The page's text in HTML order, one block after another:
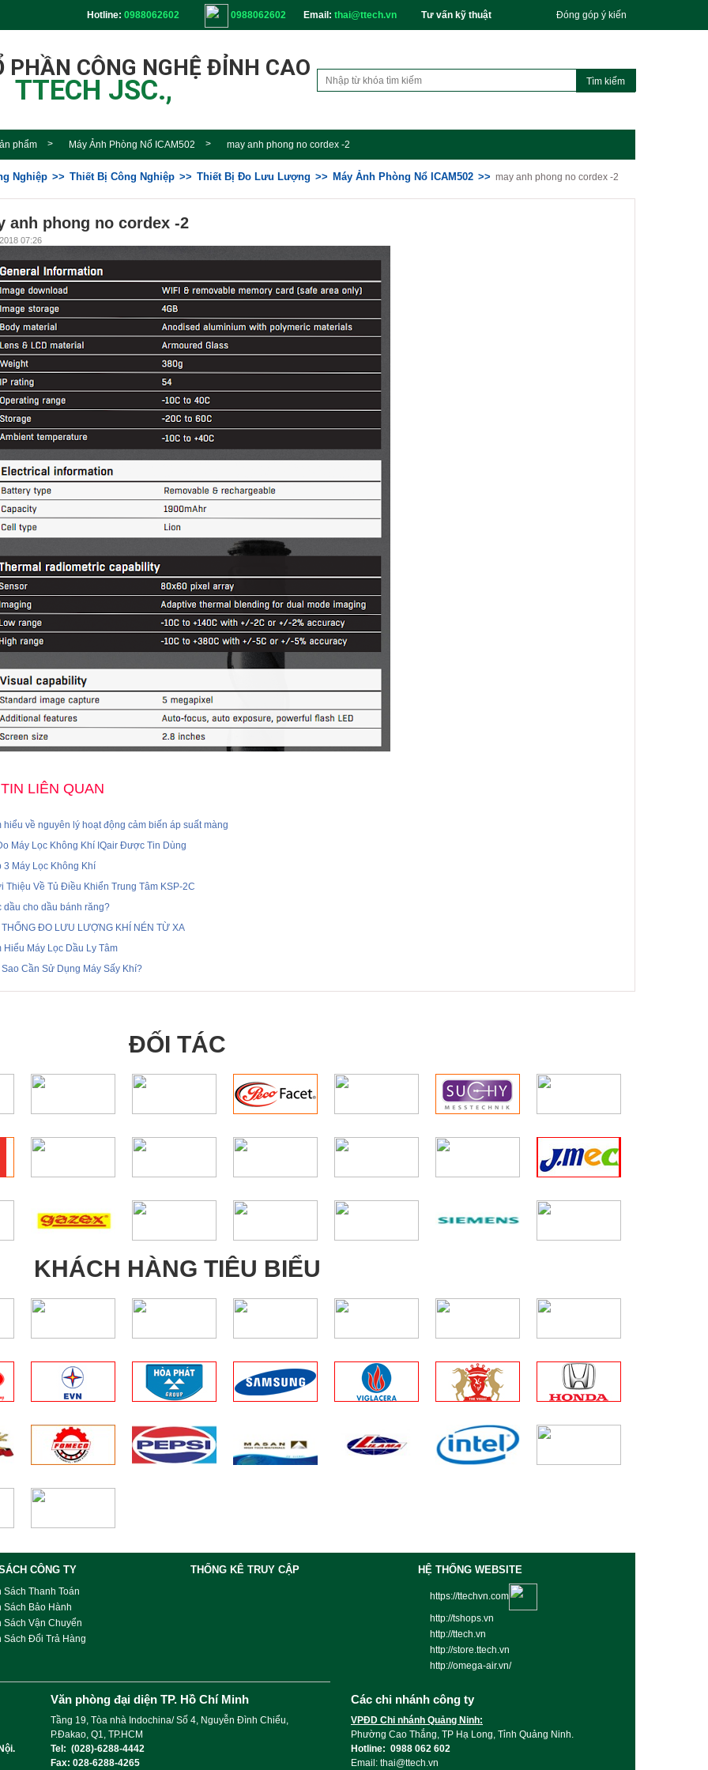
Hotline: 0988062602 0988062602 Email: thai@ttech.vn Tư vấn kỹ thuật Đóng góp ý kiến
PHẦN CÔNG NGHỆ ĐỈNH CAO
TTECH JSC.,
phẩm Máy Ảnh Phòng Nổ ICAM502 may anh phong no cordex -2
Nghiệp Thiết Bị Công Nghiệp Thiết Bị Đo Lưu Lượng Máy Ảnh Phòng Nổ ICAM502 may anh phong no cordex -2
anh phong no cordex -2
07:26
TIN LIÊN QUAN
hiểu về nguyên lý hoạt động cảm biến áp suất màng
Máy Lọc Không Khí IQair Được Tin Dùng
3 Máy Lọc Không Khí
Thiệu Về Tủ Điều Khiển Trung Tâm KSP-2C
dầu cho dầu bánh răng?
THỐNG ĐO LƯU LƯỢNG KHÍ NÉN TỪ XA
Hiểu Máy Lọc Dầu Ly Tâm
Sao Cần Sử Dụng Máy Sấy Khí?
ĐỐI TÁC
KHÁCH HÀNG TIÊU BIỂU
CÔNG TY
Sách Thanh Toán
Sách Bảo Hành
Sách Vận Chuyển
Sách Đổi Trả Hàng
THỐNG KÊ TRUY CẬP HỆ THỐNG WEBSITE
https://ttechvn.com
http://tshops.vn
http://ttech.vn
http://store.ttech.vn
http://omega-air.vn/
Văn phòng đại diện TP. Hồ Chí Minh
Tầng 19, Tòa nhà Indochina/ Số 4, Nguyễn Đình Chiểu,
P.Đakao, Q1, TP.HCM
Tel: (028)-6288-4442
Fax: 028-6288-4265
Các chi nhánh công ty
VPĐD Chi nhánh Quảng Ninh:
Phường Cao Thắng, TP Hạ Long, Tỉnh Quảng Ninh.
Hotline: 0988 062 602
Email: thai@ttech.vn